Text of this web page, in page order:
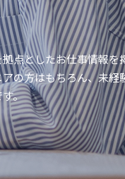
点としたお仕事情報を
の方はもちろん、未経
。